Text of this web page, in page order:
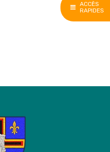
ACCÈS
RAPIDES